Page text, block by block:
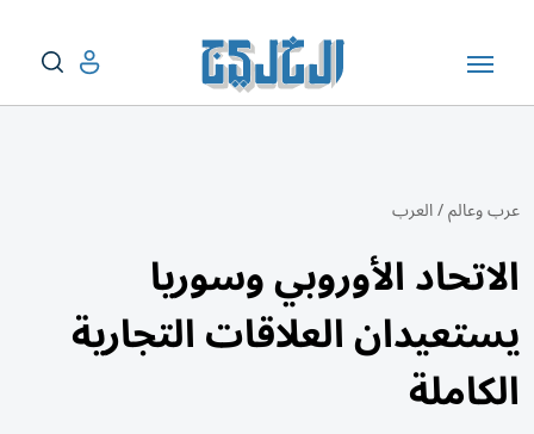
عرب وعالم/العرب
الاتحاد الأوروبي وسوريا
يستعيدان العلاقات التجارية
الكاملة